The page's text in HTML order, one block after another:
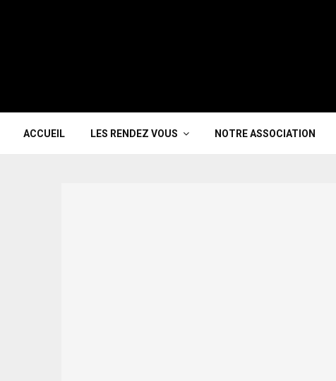
ACCUEIL LES RENDEZ VOUS NOTRE ASSOCIATION